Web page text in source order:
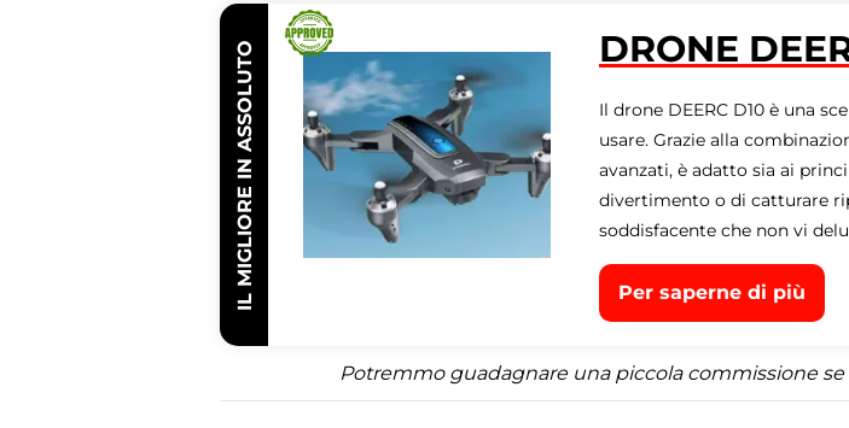
IL MIGLIORE IN ASSOLUTO DRONE
Il drone DEERC D10 è una
usare. Grazie alla
avanzati, è adatto sia ai
divertimento o di catturare
soddisfacente che non vi
Per saperne di più
Potremmo guadagnare una piccola commissione